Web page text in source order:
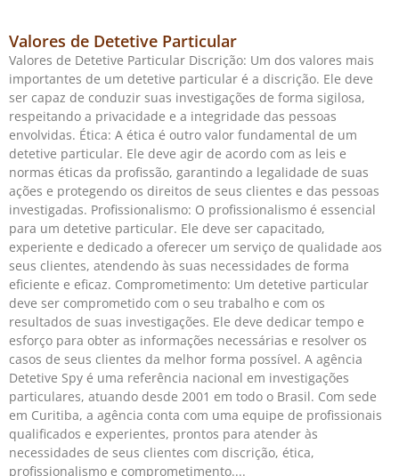
Valores de Detetive Particular
Valores de Detetive Particular Discrição: Um dos valores mais
importantes de um detetive particular é a discrição. Ele deve
ser capaz de conduzir suas investigações de forma sigilosa,
respeitando a privacidade e a integridade das pessoas
envolvidas. Ética: A ética é outro valor fundamental de um
detetive particular. Ele deve agir de acordo com as leis e
normas éticas da profissão, garantindo a legalidade de suas
ações e protegendo os direitos de seus clientes e das pessoas
investigadas. Profissionalismo: O profissionalismo é essencial
para um detetive particular. Ele deve ser capacitado,
experiente e dedicado a oferecer um serviço de qualidade aos
seus clientes, atendendo às suas necessidades de forma
eficiente e eficaz. Comprometimento: Um detetive particular
deve ser comprometido com o seu trabalho e com os
resultados de suas investigações. Ele deve dedicar tempo e
esforço para obter as informações necessárias e resolver os
casos de seus clientes da melhor forma possível. A agência
Detetive Spy é uma referência nacional em investigações
particulares, atuando desde 2001 em todo o Brasil. Com sede
em Curitiba, a agência conta com uma equipe de profissionais
qualificados e experientes, prontos para atender às
necessidades de seus clientes com discrição, ética,
profissionalismo e comprometimento.